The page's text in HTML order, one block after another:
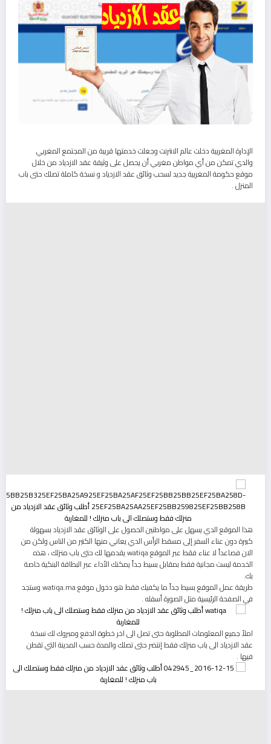
الإدارة المغربية دخلت عالم الانترنت وجعلت خدمتها قريبة من المجتمع المغربي
والدي تمكن من أي مواطن مغربي أن يحصل على وثيقة عقد الازدياد من خلال
موقع حكومة المغربية جديد لسحب وثائق عقد الازدياد و نسخة كاملة تصلك حتى باب
المنزل .
هذا الموقع الدي يسهل على مواطنين الحصول على الوثائق عقد الازدياد بسهولة
كبيرة دون عناء السفر إلى مسقط الرأس الدي يعاني منها الكتير من الناس ولكن من
الان فصاعداً لا عناء فقط عبر الموقع watiqa يقدمها لك حتى باب منزلك ، هذه
الخدمة ليست مجانية فقط بمقابل بسيط جداً يمكنك الأداء عبر البطاقة البنكية خاصة
بك.
طريقة عمل الموقع بسيط جداً ما يكفيك فقط هو دخول موقع watiqa.ma ‫وستجد
في الصفحة الرئيسية متل الصورة أسفله .
املأ جميع المعلومات المطلوبة حتى تصل الى اخر خطوة الدفع ومبروك لك نسخة
عقد الازدياد الى باب منزلك فقط إنتضر حتى تصلك والمدة حسب المدينة التي تقطن
فيها .